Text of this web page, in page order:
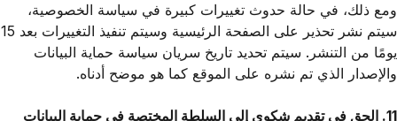
ومع ذلك، في حالة حدوث تغييرات كبيرة في سياسة الخصوصية،
سيتم نشر تحذير على الصفحة الرئيسية وسيتم تنفيذ التغييرات بعد 15
يومًا من التنشر. سيتم تحديد تاريخ سريان سياسة حماية البيانات
والإصدار الذي تم نشره على الموقع كما هو موضح أدناه.
11. الحق في تقديم شكوى إلى السلطة المختصة في حماية البيانات